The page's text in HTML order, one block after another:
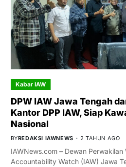
Kabar IAW
DPW IAW Jawa Tengah
Kantor DPP IAW, Siap
Nasional
BYREDAKSI IAWNEWS 2 TAHUN AGO
IAWNews.com – Dewan
Accountability Watch (IAW) Jawa